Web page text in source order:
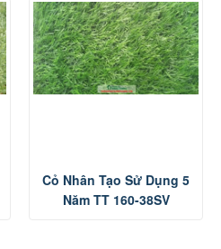
Cỏ Nhân Tạo Sử Dụng 5
Năm TT 160-38SV